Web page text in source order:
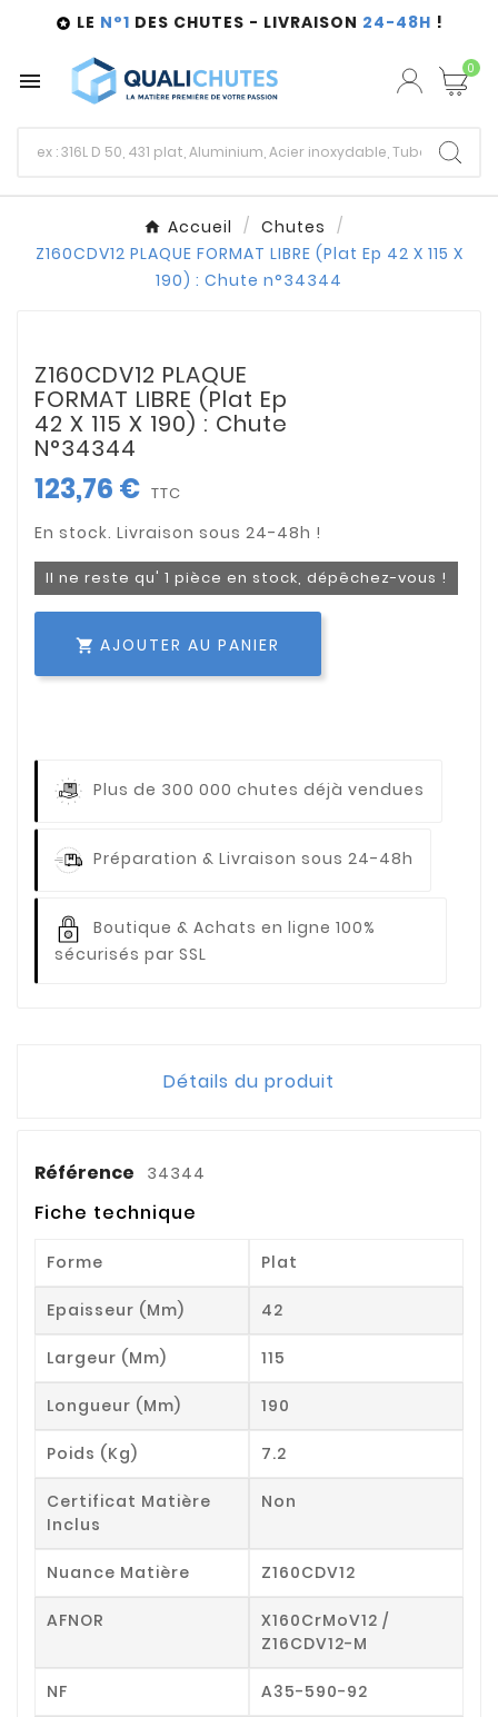
 LE N°1 DES CHUTES - LIVRAISON 24-48H !
 0
Accueil
Chutes
Z160CDV12 PLAQUE FORMAT LIBRE (Plat Ep 42 X 115 X
190) : Chute n°34344
Z160CDV12 PLAQUE
FORMAT LIBRE (Plat Ep
42 X 115 X 190) : Chute
N°34344
123,76 € TTC
Il ne reste qu' 1 pièce en stock, dépêchez-vous !
 AJOUTER AU PANIER
Plus de 300 000 chutes déjà vendues
Préparation & Livraison sous 24-48h
Boutique & Achats en ligne 100%
sécurisés par SSL
Détails du produit
Référence 34344
Fiche technique
Forme Plat
Epaisseur (mm) 42
Largeur (mm) 115
Longueur (mm) 190
Poids (kg) 7.2
Certificat Matière
Inclus
Non
Nuance Matière Z160CDV12
AFNOR
X160CrMoV12 /
Z16CDV12-M
NF A35-590-92